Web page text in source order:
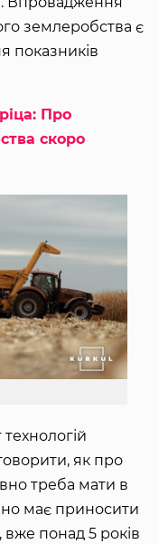
землеробства є
показників
Про
скоро
як про
треба мати в
має приносити
вже понад 5 років